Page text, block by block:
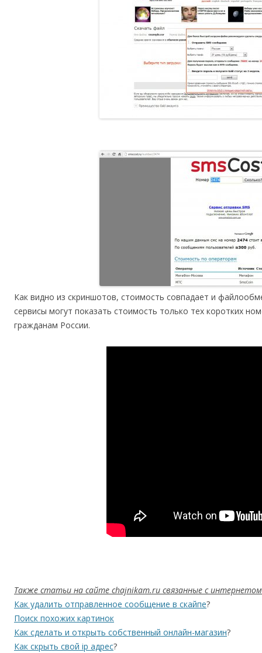
Как видно из скриншотов, стоимость совпадает и
сервисы могут показать стоимость только тех коротких
гражданам России.
Также статьи на сайте chajnikam.ru связанные с
Как удалить отправленное сообщение в скайпе?
Поиск похожих картинок
Как сделать и открыть собственный онлайн-магазин?
Как скрыть свой ip адрес?